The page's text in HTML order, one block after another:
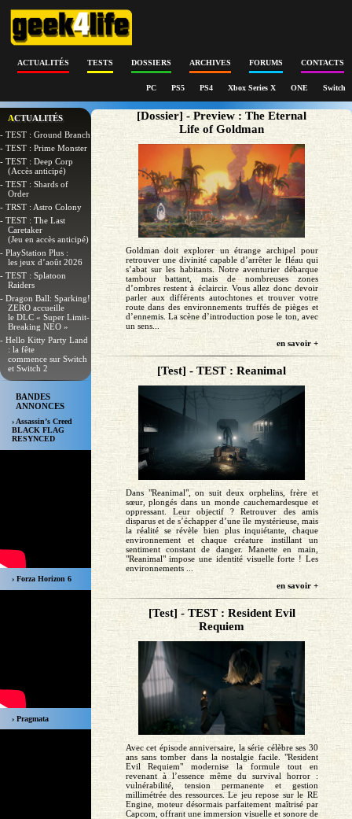
ACTUALITÉS TESTS DOSSIERS ARCHIVES FORUMS CONTACTS
PC PS5 PS4 Xbox Series X ONE Switch
ACTUALITÉS
- TEST : Ground Branch
- TEST : Prime Monster
- TEST : Deep Corp
(Accès anticipé)
- TEST : Shards of
Order
- TRST : Astro Colony
- TEST : The Last
Caretaker
(Jeu en accès anticipé)
- PlayStation Plus :
les jeux d’août 2026
- TEST : Splatoon
Raiders
- Dragon Ball: Sparking!
ZERO accueille
le DLC « Super Limit-
Breaking NEO »
- Hello Kitty Party Land
: la fête
commence sur Switch
et Switch 2
BANDES
ANNONCES
› Assassin’s Creed
BLACK FLAG
RESYNCED
› Forza Horizon 6
› Pragmata
[Dossier] - Preview : The Eternal
Life of Goldman
Goldman doit explorer un étrange archipel pour
retrouver une divinité capable d’arrêter le fléau qui
s’abat sur les habitants. Notre aventurier débarque
tambour battant, mais de nombreuses zones
d’ombres restent à éclaircir. Vous allez donc devoir
parler aux différents autochtones et trouver votre
route dans des environnements truffés de pièges et
d’ennemis. La scène d’introduction pose le ton, avec
un sens...
en savoir +
[Test] - TEST : Reanimal
Dans "Reanimal", on suit deux orphelins, frère et
sœur, plongés dans un monde cauchemardesque et
oppressant. Leur objectif ? Retrouver des amis
disparus et de s’échapper d’une île mystérieuse, mais
la réalité se révèle bien plus inquiétante, chaque
environnement et chaque créature instillant un
sentiment constant de danger. Manette en main,
"Reanimal" impose une identité visuelle forte ! Les
environnements ...
en savoir +
[Test] - TEST : Resident Evil
Requiem
Avec cet épisode anniversaire, la série célèbre ses 30
ans sans tomber dans la nostalgie facile. "Resident
Evil Requiem" modernise la formule tout en
revenant à l’essence même du survival horror :
vulnérabilité, tension permanente et gestion
millimétrée des ressources. Le jeu repose sur le RE
Engine, moteur désormais parfaitement maîtrisé par
Capcom, offrant une immersion visuelle et sonore de